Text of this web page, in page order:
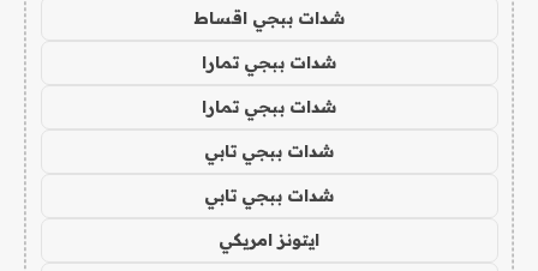
شدات ببجي اقساط
شدات ببجي تمارا
شدات ببجي تمارا
شدات ببجي تابي
شدات ببجي تابي
ايتونز امريكي